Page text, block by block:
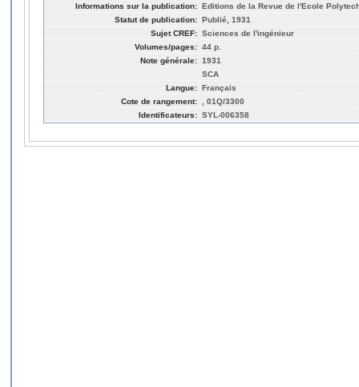
Informations sur la publication: Editions de la Revue de l'Ecole
Statut de publication: Publié, 1931
Sujet CREF: Sciences de l'ingénieur
Volumes/pages: 44 p.
Note générale: 1931
SCA
Langue: Français
Cote de rangement:
, 01Q/3300
Identificateurs: SYL-006358